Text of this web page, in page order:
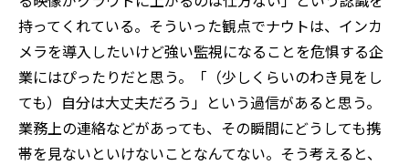
持ってくれている。そういった観点でナウトは、インカ
メラを導入したいけど強い監視になることを危惧する企
業にはぴったりだと思う。「（少しくらいのわき見をし
ても）自分は大丈夫だろう」という過信があると思う。
業務上の連絡などがあっても、その瞬間にどうしても携
帯を見ないといけないことなんてない。そう考えると、